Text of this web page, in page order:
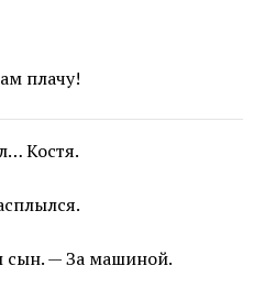
плачу!
Костя.
сын. — За машиной.